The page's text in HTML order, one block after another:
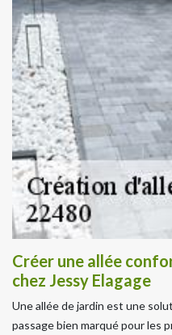
Créer une allée
chez Jessy Elagage
Une allée de jardin est une
passage bien marqué pour les